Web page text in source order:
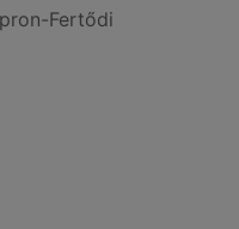
Fertődi